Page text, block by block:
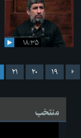
۱۸:۳۵
۱۹ ۲۰ ۲۱
منتخب